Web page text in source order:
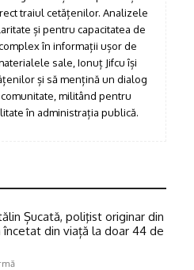
traiul cetățenilor. Analizele
și pentru capacitatea de
în informații ușor de
sale, Ionuț Jifcu își
și să mențină un dialog
militând pentru
în administrația publică.
Șucată, poliţist originar din
încetat din viață la doar 44 de